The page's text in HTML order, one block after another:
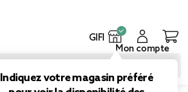
GIFI
Indiquez votre magasin préféré
Mon compte